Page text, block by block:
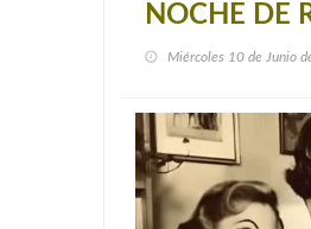
NOCHE DE
Miércoles 10 de Junio